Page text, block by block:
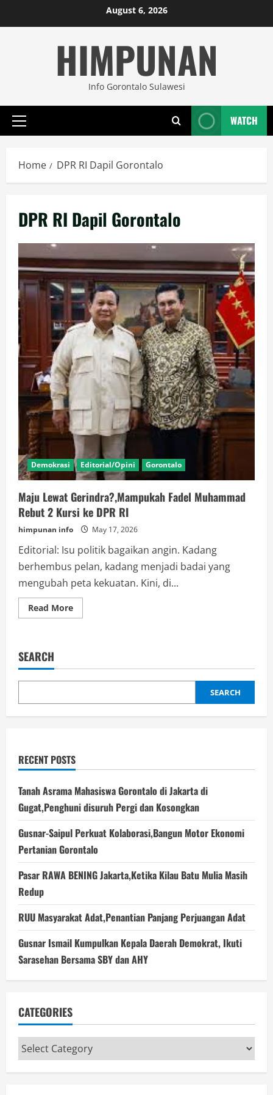
to
August 6, 2026
HIMPUNAN
Info Gorontalo Sulawesi
Primary
WATCH
Home DPR RI Dapil Gorontalo
DPR RI Dapil Gorontalo
Demokrasi Editorial/Opini Gorontalo
Maju Lewat Gerindra?,Mampukah Fadel Muhammad
Rebut 2 Kursi ke DPR RI
himpunan info May 17, 2026
Editorial: Isu politik bagaikan angin. Kadang
berhembus pelan, kadang menjadi badai yang
mengubah peta kekuatan. Kini, di...
Read MoreRead
more
Muhammad
2
ke
RI
SEARCH
SEARCH
RECENT POSTS
Tanah Asrama Mahasiswa Gorontalo di Jakarta di
Gugat,Penghuni disuruh Pergi dan Kosongkan
Gusnar-Saipul Perkuat Kolaborasi,Bangun Motor Ekonomi
Pertanian Gorontalo
Pasar RAWA BENING Jakarta,Ketika Kilau Batu Mulia Masih
Redup
RUU Masyarakat Adat,Penantian Panjang Perjuangan Adat
Gusnar Ismail Kumpulkan Kepala Daerah Demokrat, Ikuti
Sarasehan Bersama SBY dan AHY
CATEGORIES
Categories